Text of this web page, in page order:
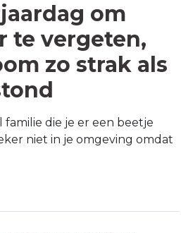
om
te vergeten,
zo strak als
die je er een beetje
niet in je omgeving omdat